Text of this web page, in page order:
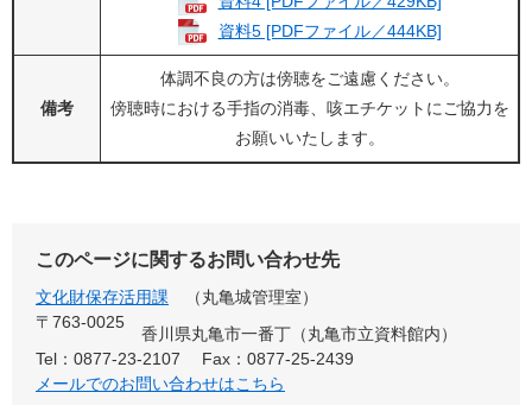
資料5 [PDFファイル／444KB]
備考
体調不良の方は傍聴をご遠慮ください。
傍聴時における手指の消毒、咳エチケットにご協力を
お願いいたします。
このページに関するお問い合わせ先
文化財保存活用課
丸亀城管理室
〒763-0025
香川県丸亀市一番丁（丸亀市立資料館内）
Tel：0877-23-2107
Fax：0877-25-2439
メールでのお問い合わせはこちら